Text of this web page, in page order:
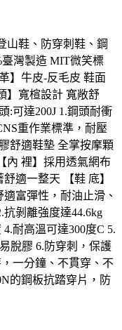
山鞋、防穿刺鞋、鋼
灣製造 MIT微笑標
】牛皮-反毛皮 鞋面
】寬楦設計 寬敞舒
:可達200J 1.鋼頭耐衝
重作業標準，耐壓
舒適鞋墊 全掌按摩顆
內 裡】採用透氣網布
適一整天 【鞋 底】
富彈性，耐油止滑、
剝離強度達44.6kg
耐高溫可達300度C 5.
脫膠 6.防穿刺，保護
一分鐘、不貫穿、不
的鋼板抗踏穿片，防